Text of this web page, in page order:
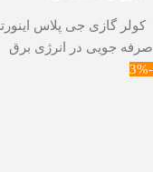
صرفه جویی در انرژی برق
-3%